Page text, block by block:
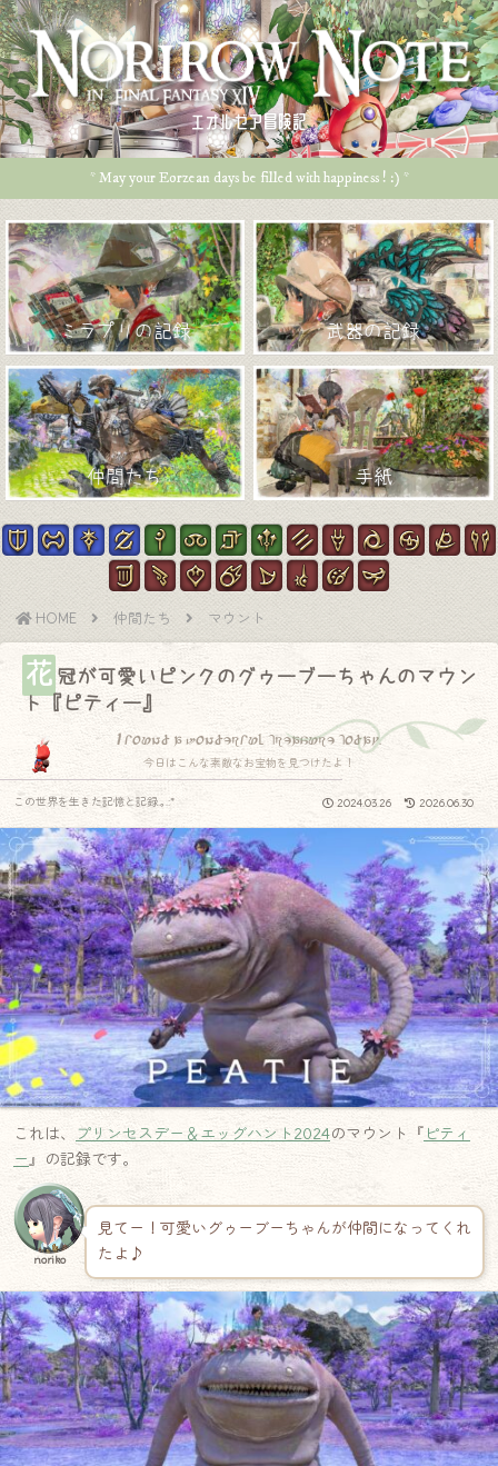
エオルゼア冒険記
* May your Eorzean days be filled with happiness ! :) *
ミラプリの記録 武器の記録
仲間たち 手紙
HOME 仲間たち マウント
花 冠が可愛いピンクのグゥーブーちゃんのマウン
ト『ピティー』
I found a wonderful treasure today.
今日はこんな素敵なお宝物を見つけたよ！
2024.03.26 2026.06.30
この世界を生きた記憶と記録.｡.:*
これは、 プリンセスデー＆エッグハント2024のマウント『 ピティ
ー』の記録です。
noriko
見てー！可愛いグゥーブーちゃんが仲間になってくれ
たよ♪